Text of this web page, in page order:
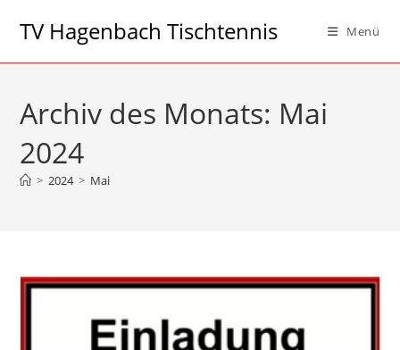
InhaltTV Hagenbach Tischtennis Menü
Archiv des Monats: Mai
2024
> 2024 > Mai